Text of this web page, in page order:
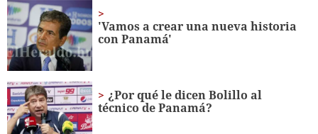
1
minute,
10
seconds
'Vamos a crear una nueva historia
con Panamá'
¿Por qué le dicen Bolillo al
técnico de Panamá?